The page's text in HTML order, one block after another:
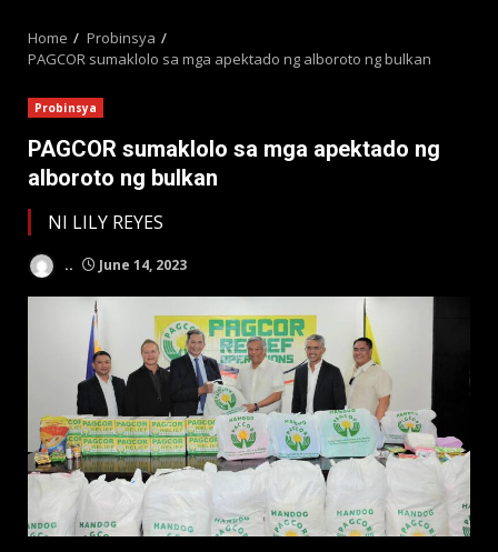
Home
Probinsya
PAGCOR sumaklolo sa mga apektado ng alboroto ng bulkan
Probinsya
PAGCOR sumaklolo sa mga apektado ng
alboroto ng bulkan
NI LILY REYES
.. June 14, 2023